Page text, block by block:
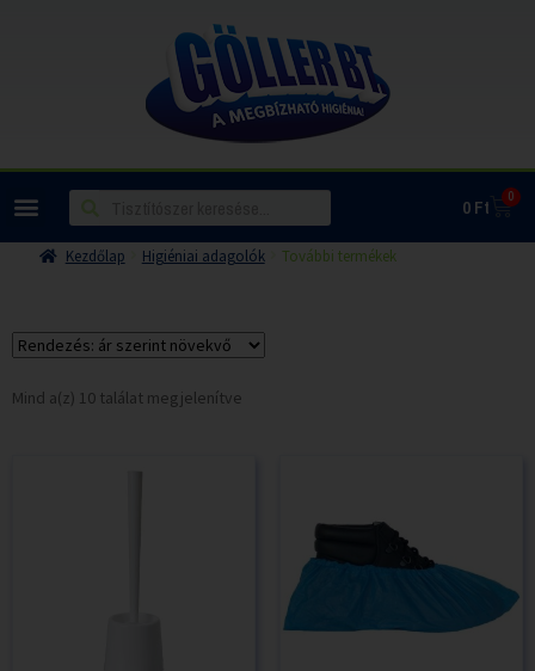
0Ft 0
Kezdőlap Higiéniai adagolók További termékek
Mind a(z) 10 találat megjelenítve